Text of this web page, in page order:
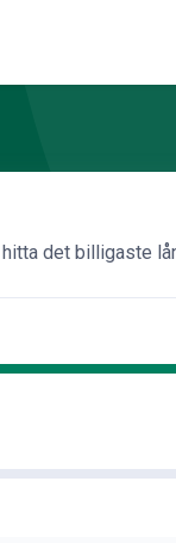
det billigaste